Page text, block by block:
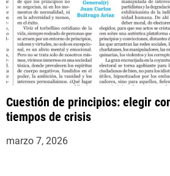
Cuestión de principios: elegir
tiempos de crisis
marzo 7, 2026